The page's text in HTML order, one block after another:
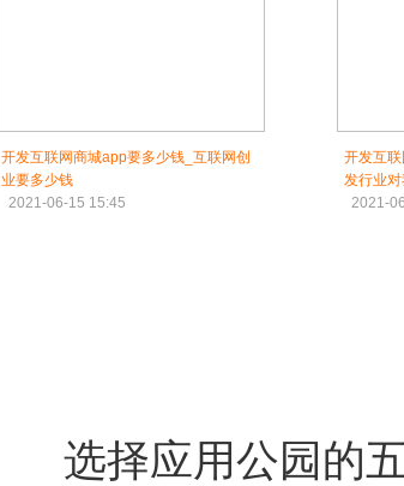
开发互联网商城app要多少钱_互联网创
业要多少钱
2021-06-15 15:45
开发互
发行业
2021-
选择应用公园的